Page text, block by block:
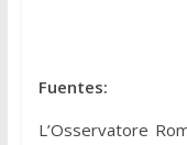
Fuentes:
L’Osservatore